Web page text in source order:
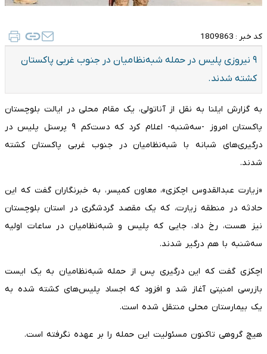
کد خبر : 1809863
۹ نیروزی پلیس در حمله شبه‌نظامیان در جنوب غربی پاکستان
کشته شدند.
به گزارش ایلنا به نقل از آناتولی، یک مقام محلی در ایالت بلوچستان
پاکستان امروز -سه‌شنبه- اعلام کرد که دست‌کم ۹ پرسنل پلیس در
درگیری‌های شبانه با شبه‌نظامیان در جنوب غربی پاکستان کشته
شدند.
«زیارت عبدالقدوس اچکزی»، معاون کمیسر، به خبرنگاران گفت که این
حادثه در منطقه زیارت، که یک مقصد گردشگری در استان بلوچستان
نیز هست، رخ داد، جایی که پلیس و شبه‌نظامیان در ساعات اولیه
سه‌شنبه با هم درگیر شدند.
اچکزی گفت که این درگیری پس از حمله شبه‌نظامیان به یک ایست
بازرسی امنیتی آغاز شد و افزود که اجساد پلیس‌های کشته شده به
یک بیمارستان محلی منتقل شده است.
هیچ گروهی تاکنون مسئولیت این حمله را بر عهده نگرفته است.